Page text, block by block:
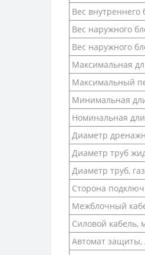
Вес внутреннего
Вес наружного
Вес наружного
Максимальная
Максимальный
Минимальная
Номинальная
Диаметр
Диаметр труб
Диаметр труб,
Сторона
Межблочный
Силовой кабель,
Автомат защиты,